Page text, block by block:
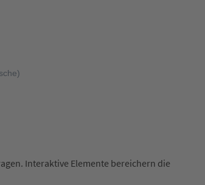
Interaktive Elemente bereichern die